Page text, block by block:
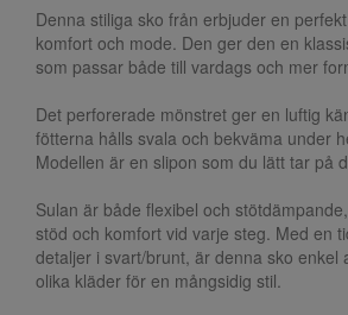
Denna stiliga sko från erbjuder en
komfort och mode. Den ger den en
som passar både till vardags och mer
Det perforerade mönstret ger en luftig
fötterna hålls svala och bekväma under
Modellen är en slipon som du lätt tar på
Sulan är både flexibel och
stöd och komfort vid varje steg. Med en
detaljer i svart/brunt, är denna sko enkel
olika kläder för en mångsidig stil.